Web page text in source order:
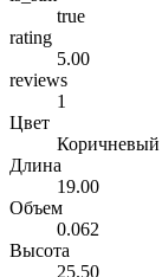
true
rating
5.00
reviews
1
Цвет
Коричневый
Длина
19.00
Объем
0.062
Высота
25.50